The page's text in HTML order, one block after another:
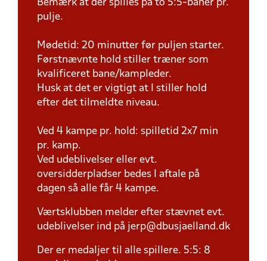
Bemærk at der spilles på to 5:5-baner pr.
pulje.
Mødetid: 20 minutter før puljen starter.
Førstnævnte hold stiller træner som
kvalificeret bane/kampleder.
Husk at det er vigtigt at I stiller hold
efter det tilmeldte niveau.
Ved 4 kampe pr. hold: spilletid 2x7 min
pr. kamp.
Ved udeblivelser eller evt.
oversidderpladser bedes I aftale på
dagen så alle får 4 kampe.
Værtsklubben melder efter stævnet evt.
udeblivelser ind på jerp@dbusjaelland.dk
Der er medaljer til alle spillere. 5:5: 8